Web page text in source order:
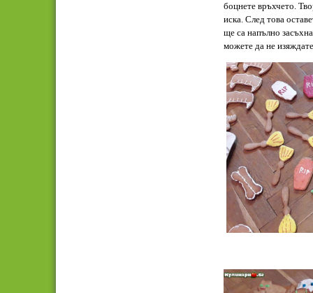
боцнете връхчето.
иска. След това
ще са напълно
можете да не